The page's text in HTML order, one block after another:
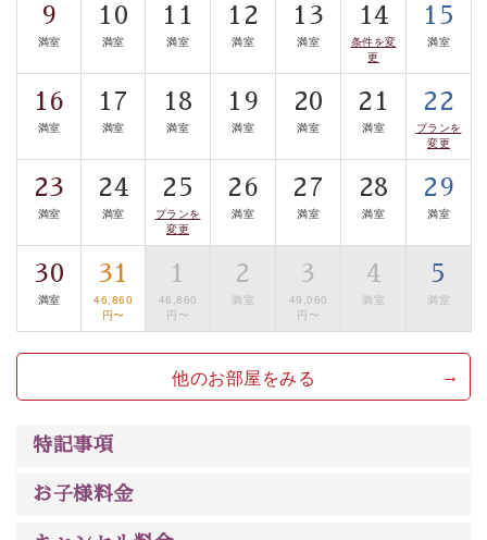
【旅】
■諏訪大社4社を巡る無料参拝バス
豊富な知識を持ったドライバー兼ガイドが諏訪大社をご
案内します。 事前ご予約制ですので、ご利用ご希望の方
は【3日前まで】にお電話ください。
※交通規制などにより運行できない日がございます
※年末年始及び御柱祭前後は運行しておりません
以上がプラン内容です。
上諏訪温泉“しんゆ”なら諏訪大社など歴史ある諏訪の街
で心癒されます。
清らかな源泉、自然の恵みあるお食事、諏訪湖に包まれ
るお部屋、 大人のたしなみを感じていただける、美しく
癒される宿で贅沢に幸せのときを安心してお過ごしくだ
9
満室
10
満室
11
満室
12
満室
13
満室
14
条件を変
更
15
満室
16
満室
17
満室
18
満室
19
満室
20
満室
21
満室
22
プランを
変更
23
満室
24
満室
25
プランを
変更
26
満室
27
満室
28
満室
29
満室
30
満室
31
46,860
円〜
1
46,860
円〜
2
満室
3
49,060
円〜
4
満室
5
満室
他のお部屋をみる
特記事項
お子様料金